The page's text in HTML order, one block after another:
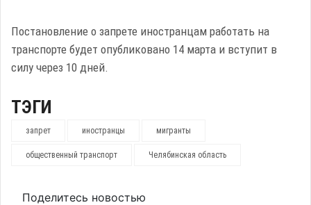
Постановление о запрете иностранцам работать на
транспорте будет опубликовано 14 марта и вступит в
силу через 10 дней.
ТЭГИ
запрет иностранцы мигранты
общественный транспорт Челябинская область
Поделитесь новостью